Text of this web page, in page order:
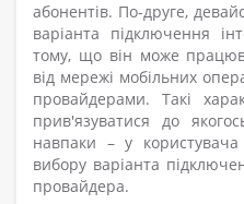
абонентів. По-друге,
варіанта підключення
тому, що він може
від мережі мобільних
провайдерами. Такі
прив'язуватися до
навпаки – у
вибору варіанта
провайдера.